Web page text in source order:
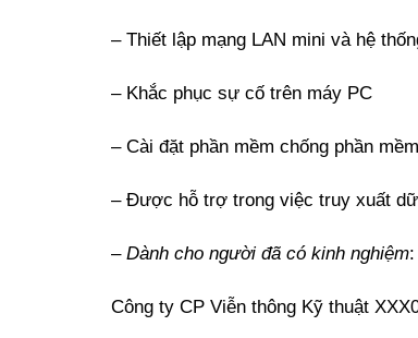
– Thiết lập mạng LAN mini và hệ
– Khắc phục sự cố trên máy PC
– Cài đặt phần mềm chống phần
– Được hỗ trợ trong việc truy xuất
– Dành cho người đã có kinh nghiệm:
Công ty CP Viễn thông Kỹ thuật